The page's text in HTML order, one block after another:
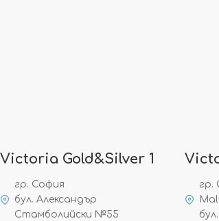
Victoria Gold&Silver 1
гр. София
бул. Александър
Стамболийски №55
гр.